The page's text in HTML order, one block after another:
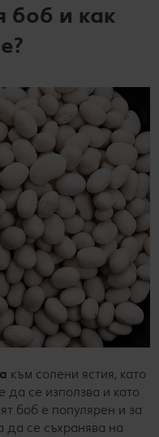
боб и как
към солени ястия, като
да се използва и като
боб е популярен и за
да се съхранява на